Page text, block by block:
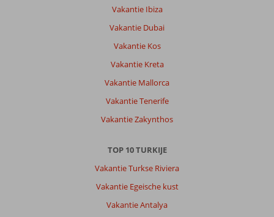
Vakantie Ibiza
Vakantie Dubai
Vakantie Kos
Vakantie Kreta
Vakantie Mallorca
Vakantie Tenerife
Vakantie Zakynthos
TOP 10 TURKIJE
Vakantie Turkse Riviera
Vakantie Egeische kust
Vakantie Antalya